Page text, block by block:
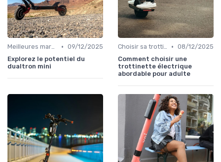
Meilleures marques et modèles • 09/12/2025
Explorez le potentiel du
dualtron mini
Choisir sa trottinette électrique • 08/12/2025
Comment choisir une
trottinette électrique
abordable pour adulte